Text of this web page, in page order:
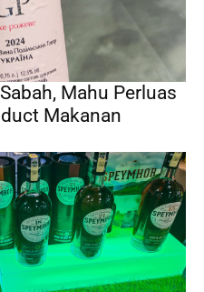
Mahu Perluas
Makanan